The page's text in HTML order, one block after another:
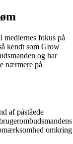
mediernes fokus på
kendt som Grow
og har
nærmere på
af påståede
omkring